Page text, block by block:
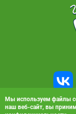
© 2010-2026, АО
Мы используем файлы
наш веб-сайт, вы